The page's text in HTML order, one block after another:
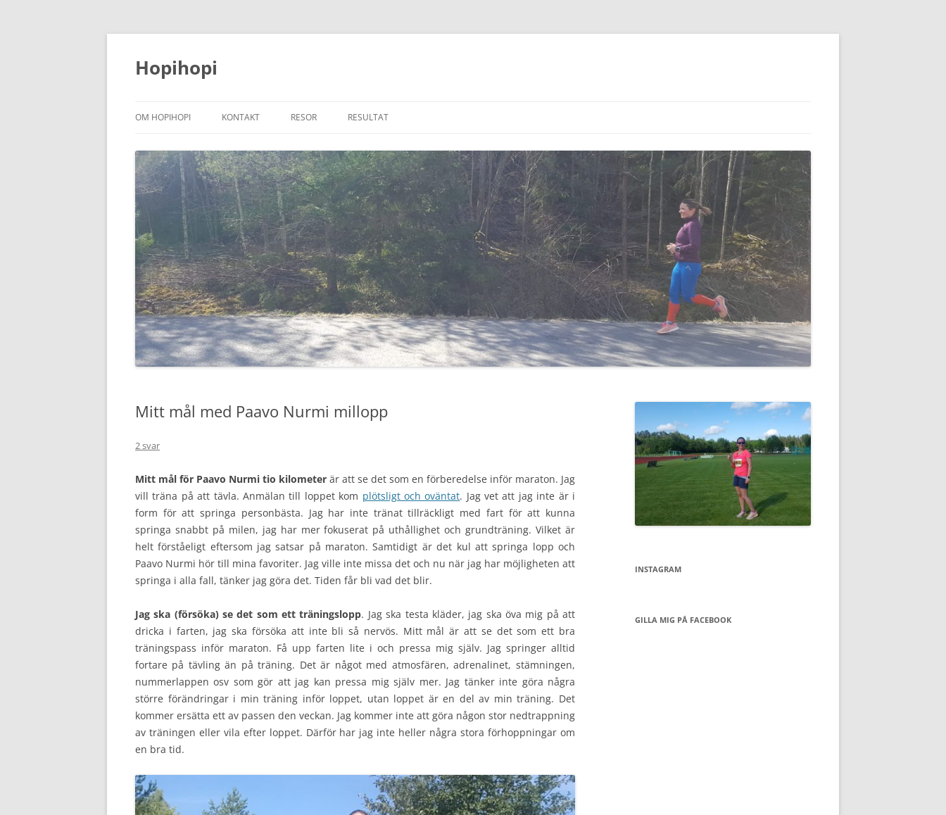
Hoppa
Hopihopi
OM HOPIHOPI KONTAKT RESOR RESULTAT
Mitt mål med Paavo Nurmi millopp
2 svar
Mitt mål för Paavo Nurmi tio kilometer är att se det som en förberedelse inför maraton. Jag
vill träna på att tävla. Anmälan till loppet kom plötsligt och oväntat. Jag vet att jag inte är i
form för att springa personbästa. Jag har inte tränat tillräckligt med fart för att kunna
springa snabbt på milen, jag har mer fokuserat på uthållighet och grundträning. Vilket är
helt förståeligt eftersom jag satsar på maraton. Samtidigt är det kul att springa lopp och
Paavo Nurmi hör till mina favoriter. Jag ville inte missa det och nu när jag har möjligheten att
springa i alla fall, tänker jag göra det. Tiden får bli vad det blir.
Jag ska (försöka) se det som ett träningslopp. Jag ska testa kläder, jag ska öva mig på att
dricka i farten, jag ska försöka att inte bli så nervös. Mitt mål är att se det som ett bra
träningspass inför maraton. Få upp farten lite i och pressa mig själv. Jag springer alltid
fortare på tävling än på träning. Det är något med atmosfären, adrenalinet, stämningen,
nummerlappen osv som gör att jag kan pressa mig själv mer. Jag tänker inte göra några
större förändringar i min träning inför loppet, utan loppet är en del av min träning. Det
kommer ersätta ett av passen den veckan. Jag kommer inte att göra någon stor nedtrappning
av träningen eller vila efter loppet. Därför har jag inte heller några stora förhoppningar om
en bra tid.
INSTAGRAM
GILLA MIG PÅ FACEBOOK